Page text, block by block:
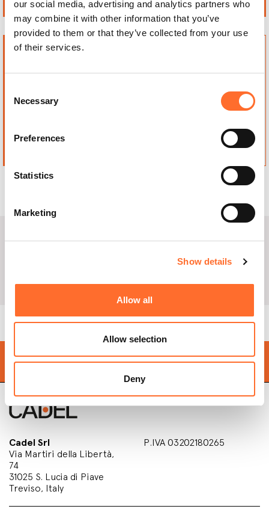
our social media, advertising and analytics partners who
may combine it with other information that you’ve
provided to them or that they’ve collected from your use
of their services.
Selection
Necessary
Preferences
Statistics
Marketing
Show details
Allow all
Allow selection
Deny
AVANZATI CELESTINO SRL
Arezzo, Toscana
Contact
FRANCESCON ENRICO
Find yournearest store
Cadel Srl
Via Martiri della Libertà,
74
31025 S. Lucia di Piave
Treviso, Italy
P.IVA 03202180265